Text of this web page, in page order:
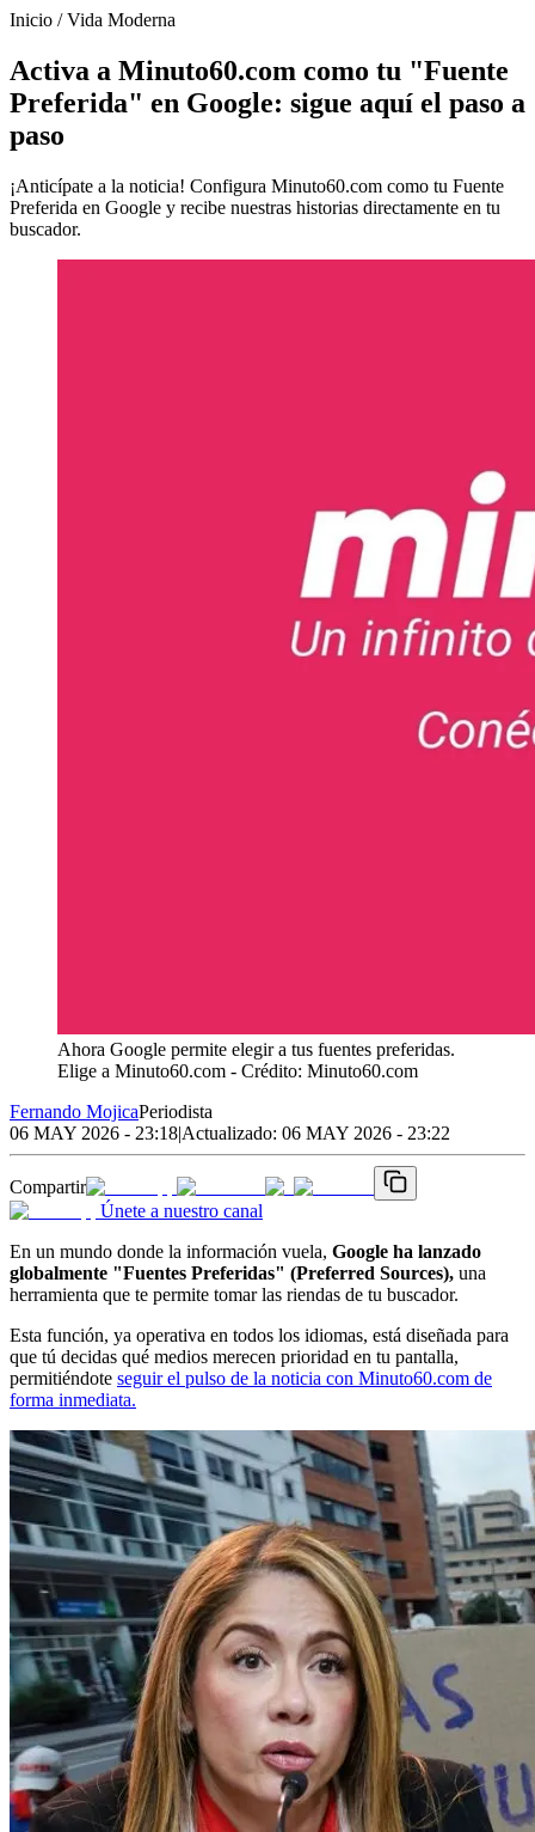
Inicio /Vida Moderna
Activa a Minuto60.com como tu "Fuente
Preferida" en Google: sigue aquí el paso a
paso
¡Anticípate a la noticia! Configura Minuto60.com como tu Fuente
Preferida en Google y recibe nuestras historias directamente en tu
buscador.
Ahora Google permite elegir a tus fuentes preferidas.
Elige a Minuto60.com - Crédito: Minuto60.com
Fernando MojicaPeriodista
06 MAY 2026 - 23:18|Actualizado: 06 MAY 2026 - 23:22
Compartir
Únete a nuestro canal
En un mundo donde la información vuela, Google ha lanzado
globalmente "Fuentes Preferidas" (Preferred Sources), una
herramienta que te permite tomar las riendas de tu buscador.
Esta función, ya operativa en todos los idiomas, está diseñada para
que tú decidas qué medios merecen prioridad en tu pantalla,
permitiéndote seguir el pulso de la noticia con Minuto60.com de
forma inmediata.